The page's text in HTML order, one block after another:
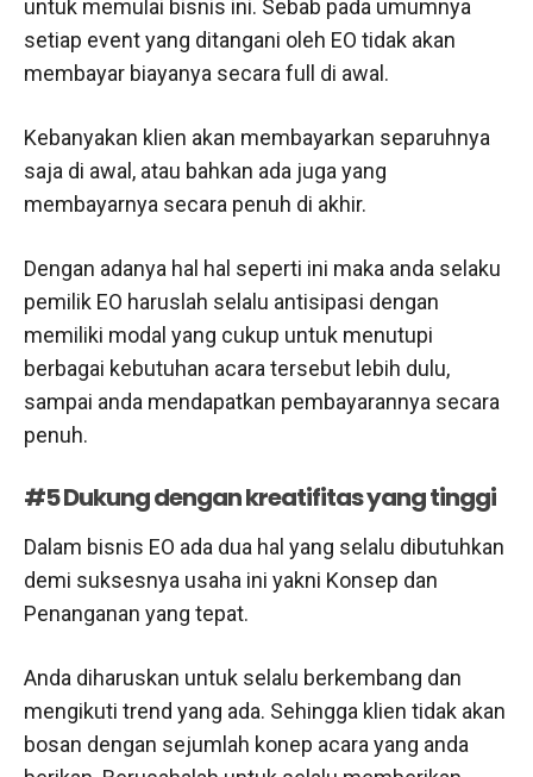
untuk memulai bisnis ini. Sebab pada umumnya
setiap event yang ditangani oleh EO tidak akan
membayar biayanya secara full di awal.
Kebanyakan klien akan membayarkan separuhnya
saja di awal, atau bahkan ada juga yang
membayarnya secara penuh di akhir.
Dengan adanya hal hal seperti ini maka anda selaku
pemilik EO haruslah selalu antisipasi dengan
memiliki modal yang cukup untuk menutupi
berbagai kebutuhan acara tersebut lebih dulu,
sampai anda mendapatkan pembayarannya secara
penuh.
#5 Dukung dengan kreatifitas yang tinggi
Dalam bisnis EO ada dua hal yang selalu dibutuhkan
demi suksesnya usaha ini yakni Konsep dan
Penanganan yang tepat.
Anda diharuskan untuk selalu berkembang dan
mengikuti trend yang ada. Sehingga klien tidak akan
bosan dengan sejumlah konep acara yang anda